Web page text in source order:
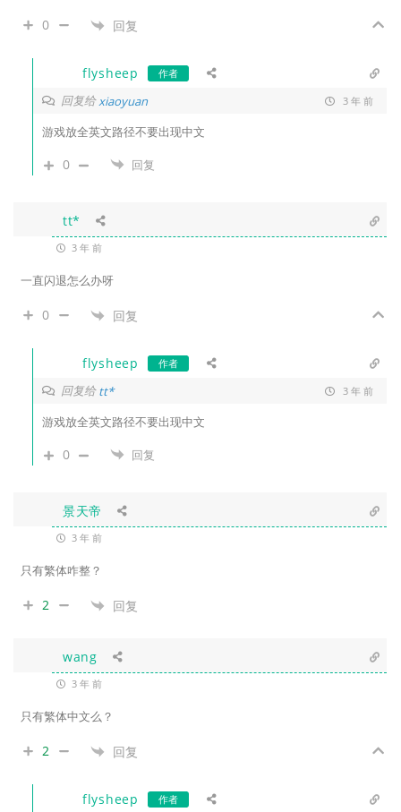
0 回复
flysheep 作者
回复给xiaoyuan 3 年 前
游戏放全英文路径不要出现中文
0 回复
tt*
3 年 前
一直闪退怎么办呀
0 回复
flysheep 作者
回复给tt* 3 年 前
游戏放全英文路径不要出现中文
0 回复
景天帝
3 年 前
只有繁体咋整？
2 回复
wang
3 年 前
只有繁体中文么？
2 回复
flysheep 作者